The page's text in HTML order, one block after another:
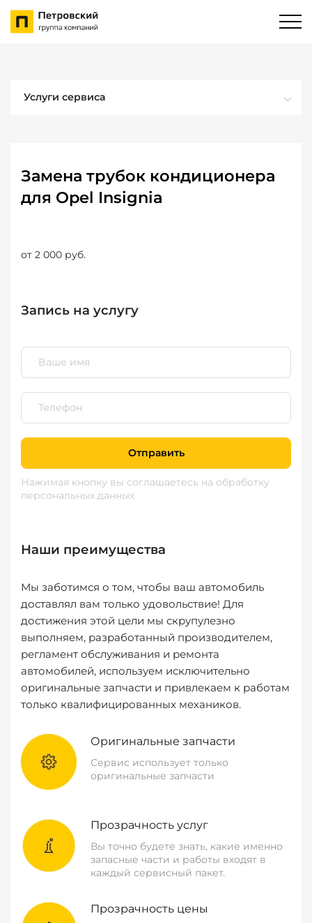
Услуги сервиса
Замена трубок кондиционера
для Opel Insignia
от 2 000 руб.
Запись на услугу
Отправить
Нажимая кнопку вы соглашаетесь на обработку
персональных данных
Наши преимущества
Мы заботимся о том, чтобы ваш автомобиль
доставлял вам только удовольствие! Для
достижения этой цели мы скрупулезно
выполняем, разработанный производителем,
регламент обслуживания и ремонта
автомобилей, используем исключительно
оригинальные запчасти и привлекаем к работам
только квалифицированных механиков.
Оригинальные запчасти
Сервис использует только
оригинальные запчасти
Прозрачность услуг
Вы точно будете знать, какие именно
запасные части и работы входят в
каждый сервисный пакет.
Прозрачность цены